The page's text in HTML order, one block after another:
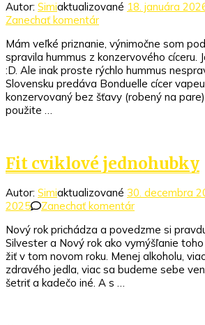
Autor: Simiaktualizované 18. januára
Zanechať komentárk
Cviklový
hummus
za
5
minút
Mám veľké priznanie, výnimočne som
spravila hummus z konzervového cíceru.
:D. Ale inak proste rýchlo hummus
Slovensku predáva Bonduelle cícer
konzervovaný bez šťavy (robený na
použite …
Fit cviklové jednohubky
Autor: Simiaktualizované 30. decembra
2025
Zanechať komentárk
Fit
cviklové
jednohubky
Nový rok prichádza a povedzme si
Silvester a Nový rok ako vymýšľanie
žiť v tom novom roku. Menej alkoholu,
zdravého jedla, viac sa budeme sebe
šetriť a kadečo iné. A s …